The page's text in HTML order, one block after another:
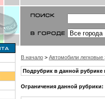
В начало > Автомобили легковые
Подрубрик в данной рубрике
Ограничения данной рубрики: